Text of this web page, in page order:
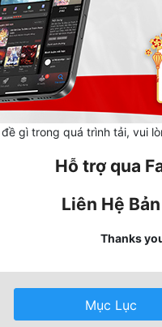
gì trong quá trình tải, vui
Hỗ trợ qua
Liên Hệ
Thanks
Mục Lục